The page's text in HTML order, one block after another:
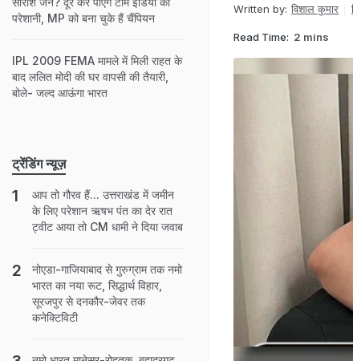
Written by: विशाल कुमार
Read Time: 2 mins
परेशानी, MP को बना चुके हैं चैंपियन
IPL 2009 FEMA मामले में मिली राहत के
बाद ललित मोदी की घर वापसी की तैयारी,
बोले- जल्द आऊंगा भारत
ट्रेंडिंग न्यूज़
आप तो गौरव हैं... उत्तराखंड में जमीन
के लिए परेशान ऋषभ पंत का देर रात
ट्वीट आया तो CM धामी ने दिया जवाब
नोएडा-गाजियाबाद से गुरुग्राम तक नमो
भारत का नया रूट, सिद्धार्थ विहार,
सूरजपुर से दनकौर-जेवर तक
कनेक्टिविटी